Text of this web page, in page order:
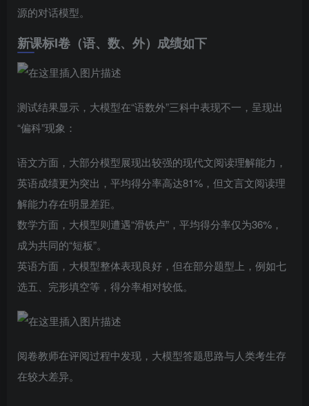
源的对话模型。
新课标I卷（语、数、外）成绩如下
测试结果显示，大模型在“语数外”三科中表现不一，呈现出
“偏科”现象：
语文方面，大部分模型展现出较强的现代文阅读理解能力，
英语成绩更为突出，平均得分率高达81%，但文言文阅读理
解能力存在明显差距。
数学方面，大模型则遭遇“滑铁卢”，平均得分率仅为36%，
成为共同的“短板”。
英语方面，大模型整体表现良好，但在部分题型上，例如七
选五、完形填空等，得分率相对较低。
阅卷教师在评阅过程中发现，大模型答题思路与人类考生存
在较大差异。